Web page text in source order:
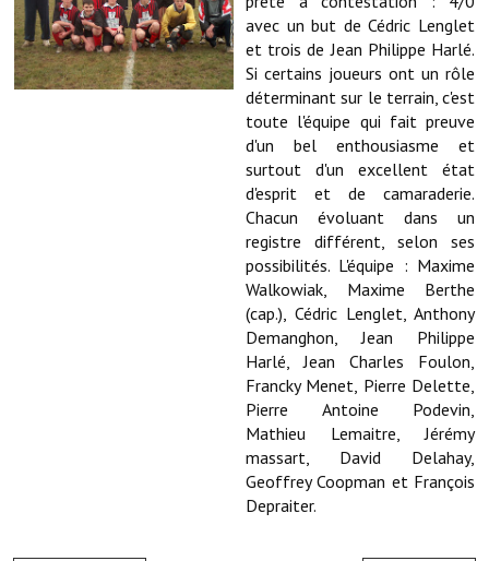
Les moyens financiers
Note de synthèse financière
Rapport d'orientation budgétaire
Procès verbaux des conseils municipaux
Le bulletin municipal : Fressinfo & Le Fressinois
Le village dans l'intercommunalité
avec un but de Cédric Lenglet
et trois de Jean Philippe Harlé.
Si certains joueurs ont un rôle
déterminant sur le terrain, c'est
toute l'équipe qui fait preuve
d'un bel enthousiasme et
surtout d'un excellent état
d'esprit et de camaraderie.
Chacun évoluant dans un
registre différent, selon ses
possibilités. L'équipe : Maxime
Walkowiak, Maxime Berthe
(cap.), Cédric Lenglet, Anthony
Demanghon, Jean Philippe
Harlé, Jean Charles Foulon,
Francky Menet, Pierre Delette,
Pierre Antoine Podevin,
Mathieu Lemaitre, Jérémy
massart, David Delahay,
Geoffrey Coopman et François
Depraiter.